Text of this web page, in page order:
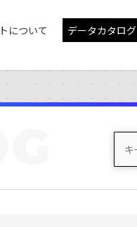
について データカタログ